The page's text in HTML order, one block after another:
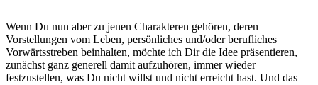
Wenn Du nun aber zu jenen Charakteren gehören, deren
Vorstellungen vom Leben, persönliches und/oder berufliches
Vorwärtsstreben beinhalten, möchte ich Dir die Idee präsentieren,
zunächst ganz generell damit aufzuhören, immer wieder
festzustellen, was Du nicht willst und nicht erreicht hast. Und das